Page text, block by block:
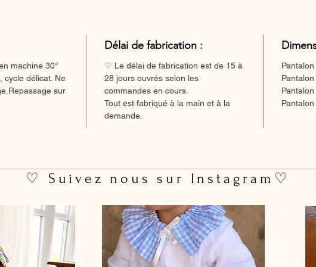
machine 30°
cycle délicat. Ne
sur
Délai de fabrication :
♡ Le délai de fabrication est de 15 à
28 jours ouvrés selon les
commandes en cours.
Tout est fabriqué à la main et à la
demande.
♡ Suivez nous sur Instagram♡